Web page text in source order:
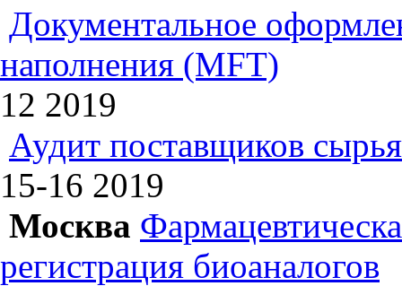
Документальное
наполнения (MFT)
12 2019
Аудит поставщиков
15-16 2019
Москва
регистрация биоаналогов